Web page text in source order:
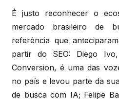
É justo reconhecer o
mercado brasileiro de
referência que
partir do SEO: Diego
Conversion, é uma das
no país e levou parte da
de busca com IA; Felipe